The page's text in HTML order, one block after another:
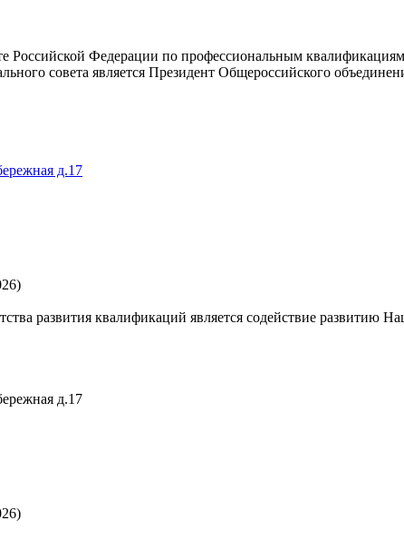
Российской Федерации по профессиональным
совета является Президент Общероссийского
д.17
развития квалификаций является содействие развитию
д.17